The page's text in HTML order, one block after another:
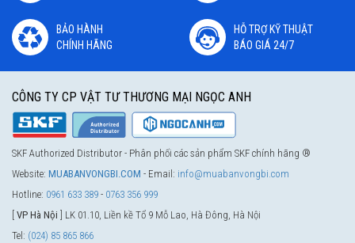
BẢO HÀNH
CHÍNH HÃNG
HỖ TRỢ KỸ THUẬT
BÁO GIÁ 24/7
CÔNG TY CP VẬT TƯ THƯƠNG MẠI NGỌC ANH
SKF Authorized Distributor - Phân phối các sản phẩm SKF chính hãng ®
Website: MUABANVONGBI.COM - Email: info@muabanvongbi.com
Hotline: 0961 633 389 - 0763 356 999
[ VP Hà Nội ] LK 01.10, Liền kề Tổ 9 Mỗ Lao, Hà Đông, Hà Nội
Tel: (024) 85 865 866